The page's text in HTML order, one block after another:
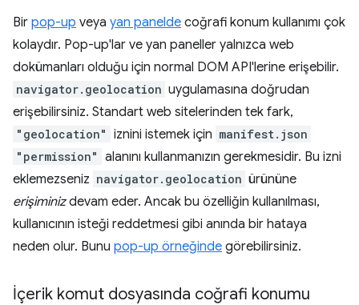
Bir pop-up veya yan panelde coğrafi konum kullanımı çok
kolaydır. Pop-up'lar ve yan paneller yalnızca web
dokümanları olduğu için normal DOM API'lerine erişebilir.
navigator.geolocation uygulamasına doğrudan
erişebilirsiniz. Standart web sitelerinden tek fark,
"geolocation" iznini istemek için manifest.json
"permission" alanını kullanmanızın gerekmesidir. Bu izni
eklemezseniz navigator.geolocation ürününe
erişiminizdevam eder. Ancak bu özelliğin kullanılması,
kullanıcının isteği reddetmesi gibi anında bir hataya
neden olur. Bunu pop-up örneğinde görebilirsiniz.
İçerik komut dosyasında coğrafi konumu